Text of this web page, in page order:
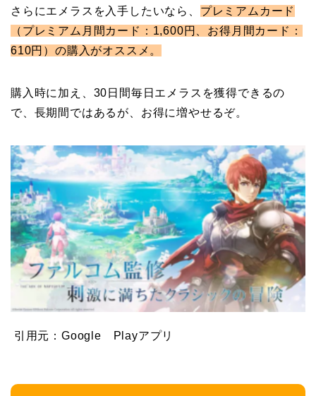
さらにエメラスを入手したいなら、 プレミアムカード
（プレミアム月間カード：1,600円、お得月間カード：
610円）の購入がオススメ。
購入時に加え、30日間毎日エメラスを獲得できるの
で、長期間ではあるが、お得に増やせるぞ。
引用元：Google Playアプリ